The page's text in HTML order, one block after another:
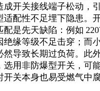
成开关接线端子松动，
适配性不足埋下隐患。
配是先天缺陷：例如
绝缘等级不足击穿；而
然导致长期过负荷。此
选用非防爆型开关，可
开关本身也易受燃气中